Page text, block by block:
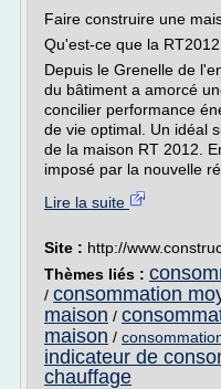
Faire construire une
Qu'est-ce que la
Depuis le Grenelle de
du bâtiment a amorcé
concilier performance
de vie optimal. Un idéal
de la maison RT 2012.
imposé par la nouvelle
Lire la suite
Site : http://
Thèmes liés :
/ consommation
maison /
maison /
indicateur de
chauffage